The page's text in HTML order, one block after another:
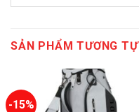
SẢN PHẨM TƯƠNG TỰ
-15%